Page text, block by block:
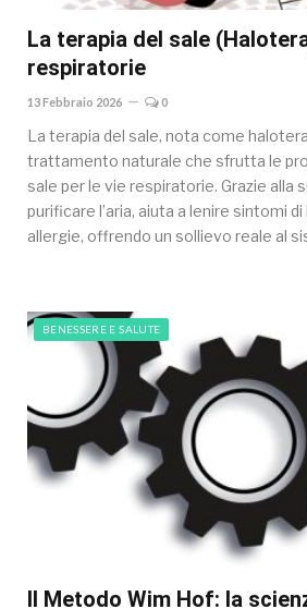
La terapia del sale
respiratorie
13 Febbraio 2026 0
La terapia del sale, nota come
trattamento naturale che sfrutta le
sale per le vie respiratorie. Grazie alla
purificare l’aria, aiuta a lenire sintomi
allergie, offrendo un sollievo reale al
BENESSERE E SALUTE
Il Metodo Wim Hof: la